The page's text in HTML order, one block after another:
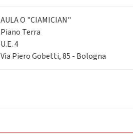
AULA O "CIAMICIAN"
Piano Terra
U.E. 4
Via Piero Gobetti, 85 - Bologna